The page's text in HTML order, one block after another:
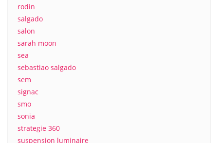
rodin
salgado
salon
sarah moon
sea
sebastiao salgado
sem
signac
smo
sonia
strategie 360
suspension luminaire